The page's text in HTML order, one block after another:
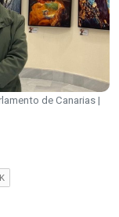
de Canarias |